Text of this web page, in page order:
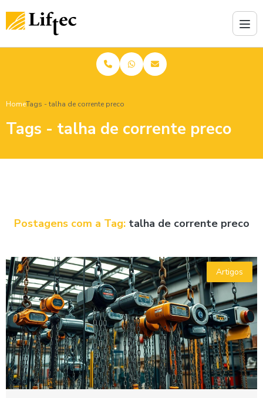
HomeTags - talha de corrente preco
Tags - talha de corrente preco
Postagens com a Tag: talha de corrente preco
Artigos